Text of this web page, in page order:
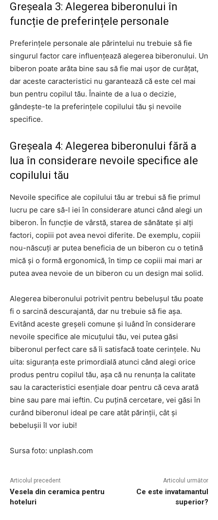
Greșeala 3: Alegerea biberonului în
funcție de preferințele personale
Preferințele personale ale părintelui nu trebuie să fie
singurul factor care influențează alegerea biberonului. Un
biberon poate arăta bine sau să fie mai ușor de curățat,
dar aceste caracteristici nu garantează că este cel mai
bun pentru copilul tău. Înainte de a lua o decizie,
gândește-te la preferințele copilului tău și nevoile
specifice.
Greșeala 4: Alegerea biberonului fără a
lua în considerare nevoile specifice ale
copilului tău
Nevoile specifice ale copilului tău ar trebui să fie primul
lucru pe care să-l iei în considerare atunci când alegi un
biberon. În funcție de vârstă, starea de sănătate și alți
factori, copiii pot avea nevoi diferite. De exemplu, copiii
nou-născuți ar putea beneficia de un biberon cu o tetină
mică și o formă ergonomică, în timp ce copiii mai mari ar
putea avea nevoie de un biberon cu un design mai solid.
Alegerea biberonului potrivit pentru bebelușul tău poate
fi o sarcină descurajantă, dar nu trebuie să fie așa.
Evitând aceste greșeli comune și luând în considerare
nevoile specifice ale micuțului tău, vei putea găsi
biberonul perfect care să îi satisfacă toate cerințele. Nu
uita: siguranța este primordială atunci când alegi orice
produs pentru copilul tău, așa că nu renunța la calitate
sau la caracteristici esențiale doar pentru că ceva arată
bine sau pare mai ieftin. Cu puțină cercetare, vei găsi în
curând biberonul ideal pe care atât părinții, cât și
bebelușii îl vor iubi!
Sursa foto: unplash.com
Articolul precedent
Vesela din ceramica pentru
hoteluri
Articolul următor
Ce este invatamantul
superior?